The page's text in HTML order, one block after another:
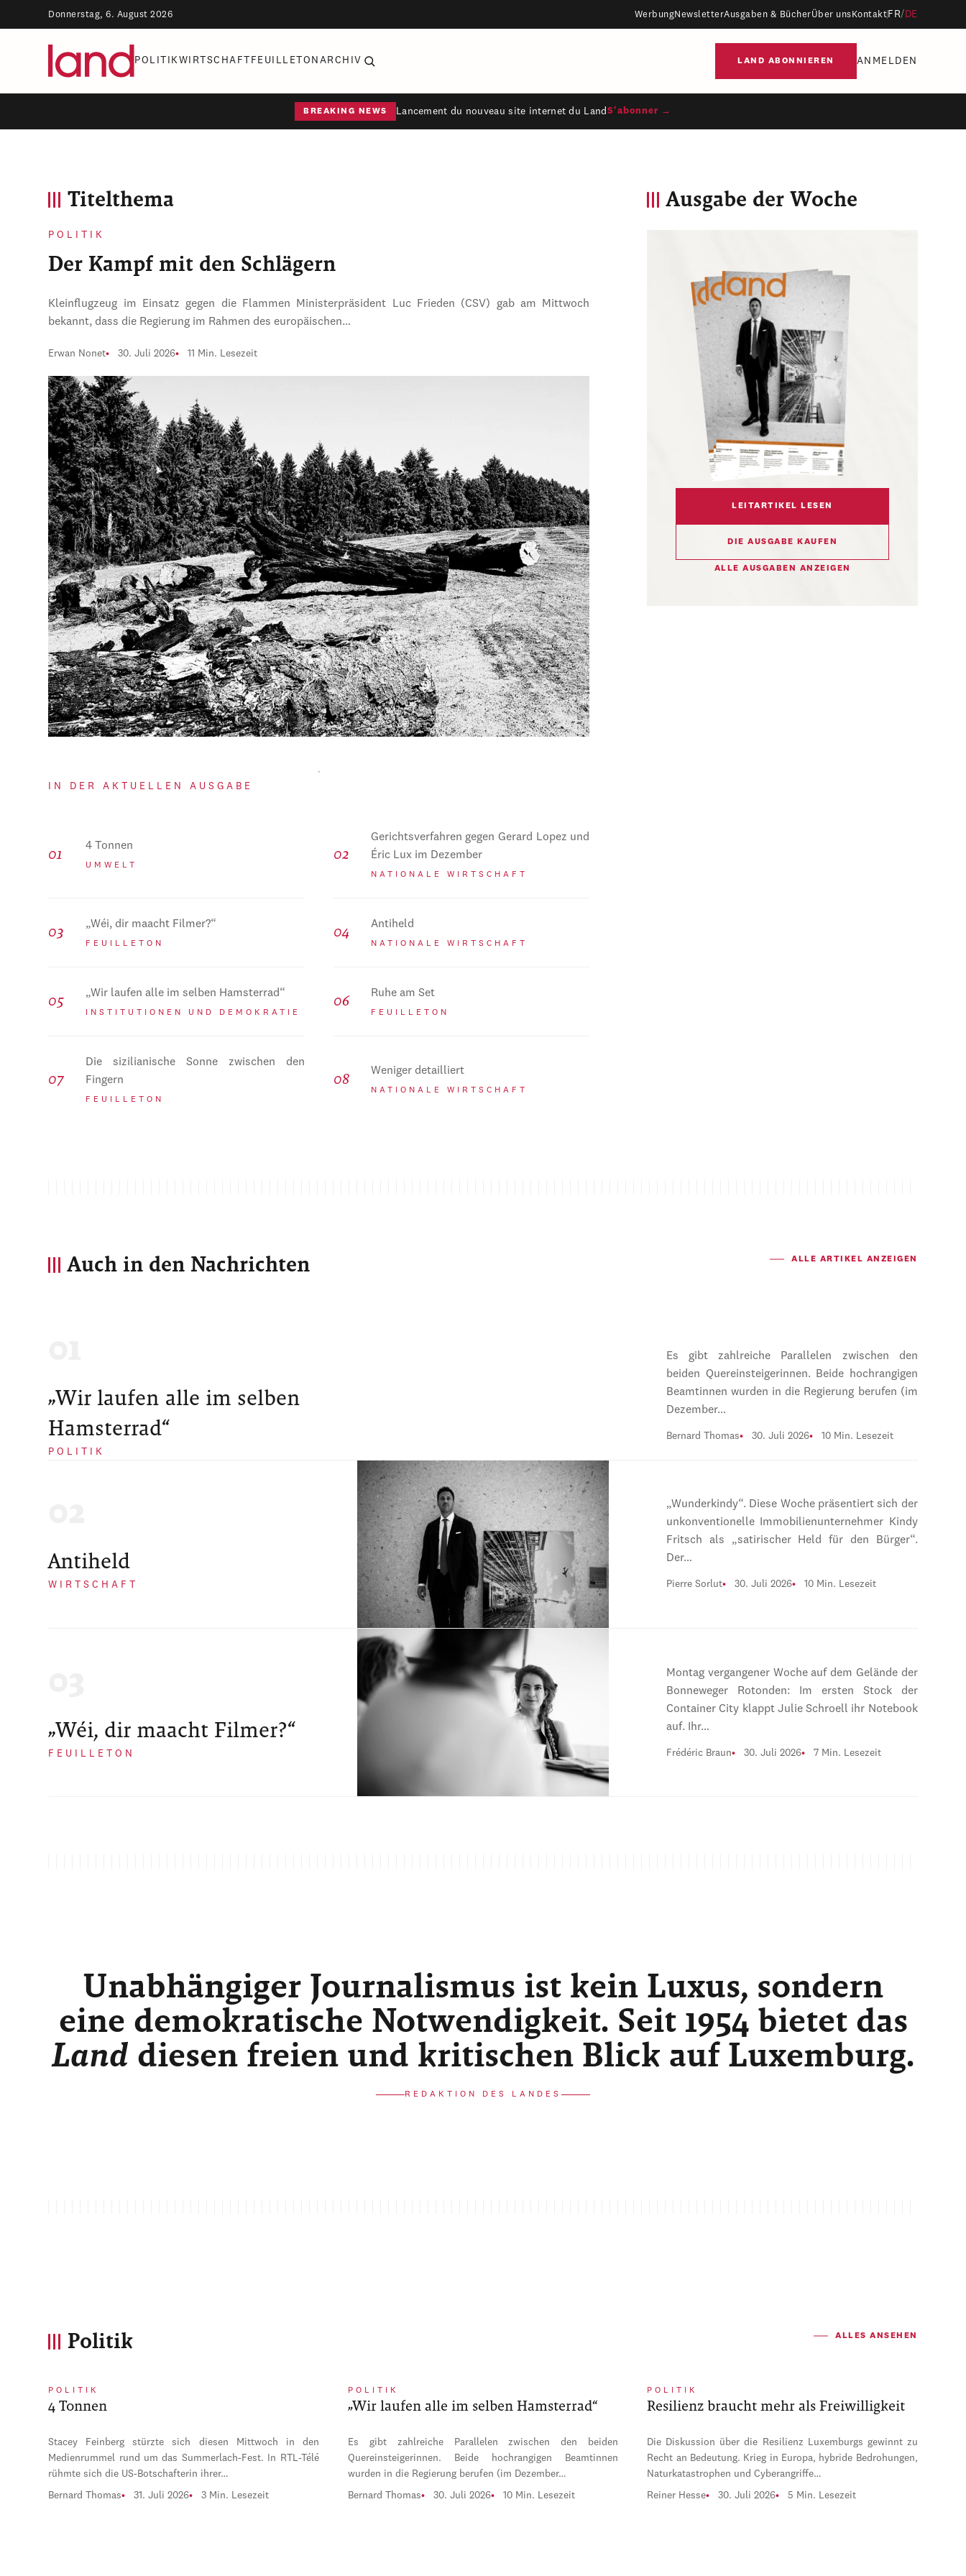
Donnerstag, 6. August 2026 WerbungNewsletterAusgaben & BücherÜber uns Kontakt FR/ DE
POLITIKWIRTSCHAFT FEUILLETON ARCHIV LAND ABONNIEREN ANMELDEN
BREAKING NEWS Lancement du nouveau site internet du Land S'abonner →
Titelthema
POLITIK
Der Kampf mit den Schlägern
Kleinflugzeug im Einsatz gegen die Flammen Ministerpräsident Luc Frieden (CSV) gab am Mittwoch
bekannt, dass die Regierung im Rahmen des europäischen…
Erwan Nonet 30. Juli 2026 11 Min. Lesezeit
IN DER AKTUELLEN AUSGABE
4 Tonnen
UMWELT
Gerichtsverfahren gegen Gerard Lopez und
Éric Lux im Dezember
NATIONALE WIRTSCHAFT
„Wéi, dir maacht Filmer?“
FEUILLETON
Antiheld
NATIONALE WIRTSCHAFT
„Wir laufen alle im selben Hamsterrad“
INSTITUTIONEN UND DEMOKRATIE
Ruhe am Set
FEUILLETON
Die sizilianische Sonne zwischen den
Fingern
FEUILLETON
Weniger detailliert
NATIONALE WIRTSCHAFT
Ausgabe der Woche
LEITARTIKEL LESEN
DIE AUSGABE KAUFEN
ALLE AUSGABEN ANZEIGEN
Auch in den Nachrichten ALLE ARTIKEL ANZEIGEN
„Wir laufen alle im selben
Hamsterrad“
POLITIK
Es gibt zahlreiche Parallelen zwischen den
beiden Quereinsteigerinnen. Beide hochrangigen
Beamtinnen wurden in die Regierung berufen (im
Dezember…
Bernard Thomas 30. Juli 2026 10 Min. Lesezeit
Antiheld
WIRTSCHAFT
„Wunderkindy“. Diese Woche präsentiert sich der
unkonventionelle Immobilienunternehmer Kindy
Fritsch als „satirischer Held für den Bürger“.
Der…
Pierre Sorlut 30. Juli 2026 10 Min. Lesezeit
„Wéi, dir maacht Filmer?“
FEUILLETON
Montag vergangener Woche auf dem Gelände der
Bonneweger Rotonden: Im ersten Stock der
Container City klappt Julie Schroell ihr Notebook
auf. Ihr…
Frédéric Braun 30. Juli 2026 7 Min. Lesezeit
Unabhängiger Journalismus ist kein Luxus, sondern
eine demokratische Notwendigkeit. Seit 1954 bietet das
Land diesen freien und kritischen Blick auf Luxemburg.
REDAKTION DES LANDES
Politik ALLES ANSEHEN
POLITIK
4 Tonnen
Stacey Feinberg stürzte sich diesen Mittwoch in den
Medienrummel rund um das Summerlach-Fest. In RTL-Télé
rühmte sich die US-Botschafterin ihrer…
Bernard Thomas 31. Juli 2026 3 Min. Lesezeit
POLITIK
„Wir laufen alle im selben Hamsterrad“
Es gibt zahlreiche Parallelen zwischen den beiden
Quereinsteigerinnen. Beide hochrangigen Beamtinnen
wurden in die Regierung berufen (im Dezember…
Bernard Thomas 30. Juli 2026 10 Min. Lesezeit
POLITIK
Resilienz braucht mehr als Freiwilligkeit
Die Diskussion über die Resilienz Luxemburgs gewinnt zu
Recht an Bedeutung. Krieg in Europa, hybride Bedrohungen,
Naturkatastrophen und Cyberangriffe…
Reiner Hesse 30. Juli 2026 5 Min. Lesezeit